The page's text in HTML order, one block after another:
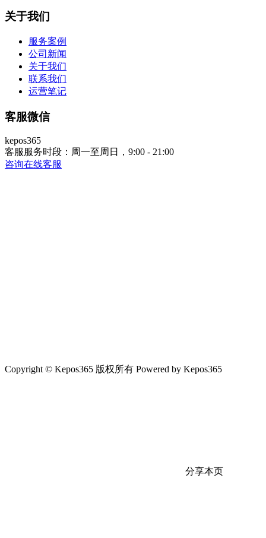
关于我们
服务案例
公司新闻
关于我们
联系我们
运营笔记
客服微信
kepos365
客服服务时段：周一至周日，9:00 - 21:00
咨询在线客服
Copyright © Kepos365 版权所有 Powered by Kepos365
分享本页